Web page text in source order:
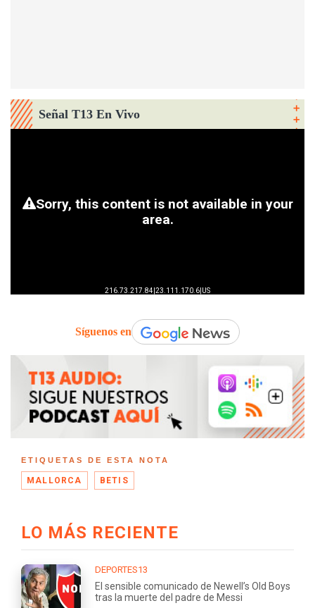
Señal T13 En Vivo
Síguenos en
ETIQUETAS DE ESTA NOTA
MALLORCA BETIS
LO MÁS RECIENTE
DEPORTES13
El sensible comunicado de Newell’s Old Boys
tras la muerte del padre de Messi